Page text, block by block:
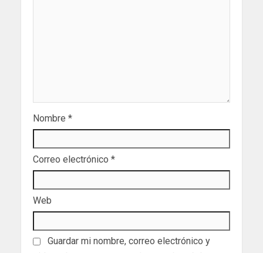
Nombre *
Correo electrónico *
Web
Guardar mi nombre, correo electrónico y